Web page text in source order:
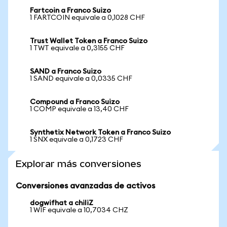
Fartcoin a Franco Suizo
1 FARTCOIN equivale a 0,1028 CHF
Trust Wallet Token a Franco Suizo
1 TWT equivale a 0,3155 CHF
SAND a Franco Suizo
1 SAND equivale a 0,0335 CHF
Compound a Franco Suizo
1 COMP equivale a 13,40 CHF
Synthetix Network Token a Franco Suizo
1 SNX equivale a 0,1723 CHF
Explorar más conversiones
Conversiones avanzadas de activos
dogwifhat a chiliZ
1 WIF equivale a 10,7034 CHZ